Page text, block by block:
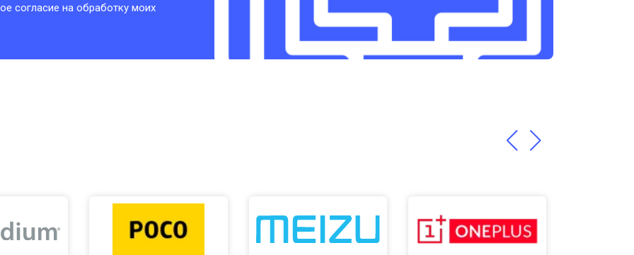
от 1750 ₽
согласие на обработку моих